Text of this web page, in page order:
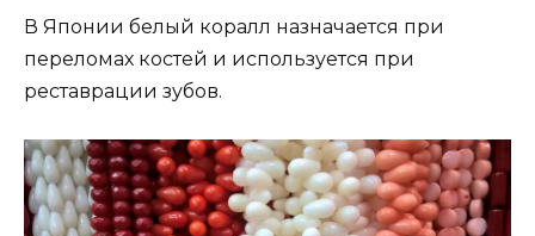
В Японии белый коралл назначается при
переломах костей и используется при
реставрации зубов.